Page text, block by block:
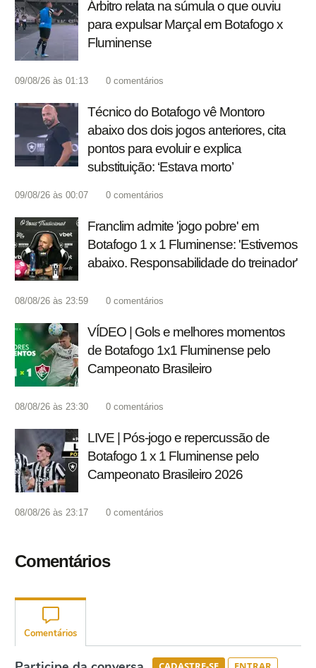
Árbitro relata na súmula o que ouviu
para expulsar Marçal em Botafogo x
Fluminense
09/08/26 às 01:13 0 comentários
Técnico do Botafogo vê Montoro
abaixo dos dois jogos anteriores, cita
pontos para evoluir e explica
substituição: ‘Estava morto’
09/08/26 às 00:07 0 comentários
Franclim admite 'jogo pobre' em
Botafogo 1 x 1 Fluminense: 'Estivemos
abaixo. Responsabilidade do treinador'
08/08/26 às 23:59 0 comentários
VÍDEO | Gols e melhores momentos
de Botafogo 1x1 Fluminense pelo
Campeonato Brasileiro
08/08/26 às 23:30 0 comentários
LIVE | Pós-jogo e repercussão de
Botafogo 1 x 1 Fluminense pelo
Campeonato Brasileiro 2026
08/08/26 às 23:17 0 comentários
Comentários